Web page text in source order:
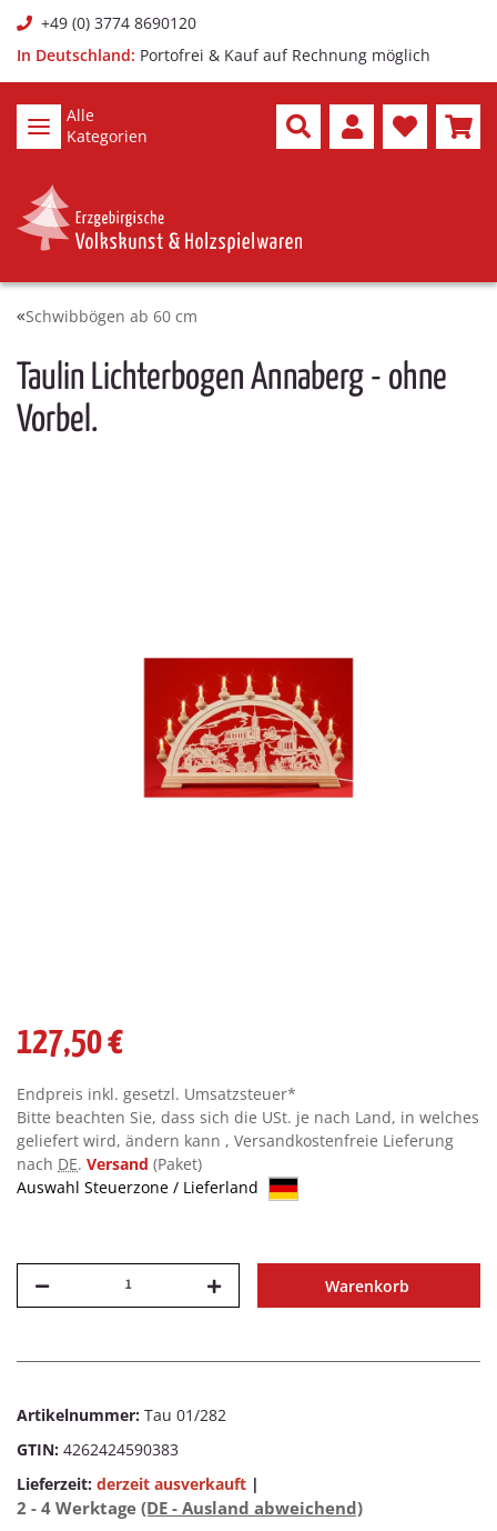
+49 (0) 3774 8690120
In Deutschland: Portofrei & Kauf auf Rechnung möglich
Alle
Kategorien
Schwibbögen ab 60 cm
Taulin Lichterbogen Annaberg - ohne
Vorbel.
127,50 €
Endpreis inkl. gesetzl. Umsatzsteuer*
Bitte beachten Sie, dass sich die USt. je nach Land, in welches
geliefert wird, ändern kann , Versandkostenfreie Lieferung
nach DE. Versand (Paket)
Auswahl Steuerzone / Lieferland
Warenkorb
Artikelnummer: Tau 01/282
GTIN: 4262424590383
Lieferzeit: derzeit ausverkauft |
2 - 4 Werktage (DE - Ausland abweichend)